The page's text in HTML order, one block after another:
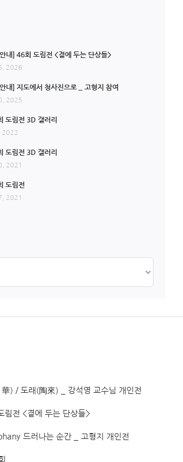
내] 46회 도림전 <곁에 두는 단상들>
2026
내] 지도에서 청사진으로 _ 고형지 참여
2025
도림전 3D 갤러리
2022
도림전 3D 갤러리
2021
도림전
2021
華) / 도래(陶來) _ 강석영 교수님 개인전
림전 <곁에 두는 단상들>
드러나는 순간 _ 고형지 개인전